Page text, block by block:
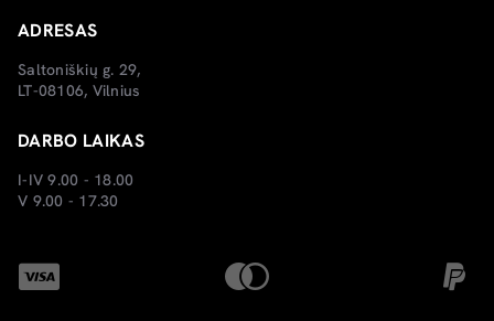
ADRESAS
Saltoniškių g. 29,
LT-08106, Vilnius
DARBO LAIKAS
I-IV 9.00 - 18.00
V 9.00 - 17.30